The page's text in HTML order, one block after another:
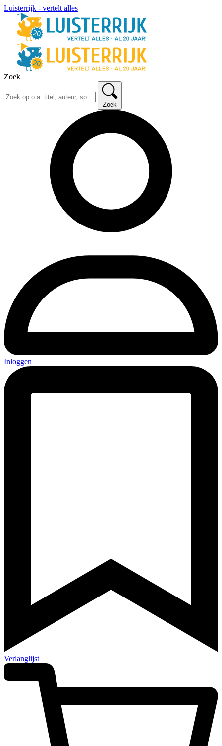
Luisterrijk - vertelt alles
Zoek
Zoek
Inloggen
Verlanglijst